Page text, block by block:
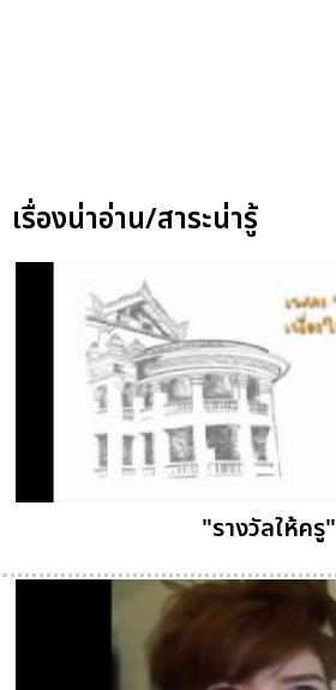
เรื่องน่าอ่าน/สาระน่ารู้
"รางวัลให้ครู"